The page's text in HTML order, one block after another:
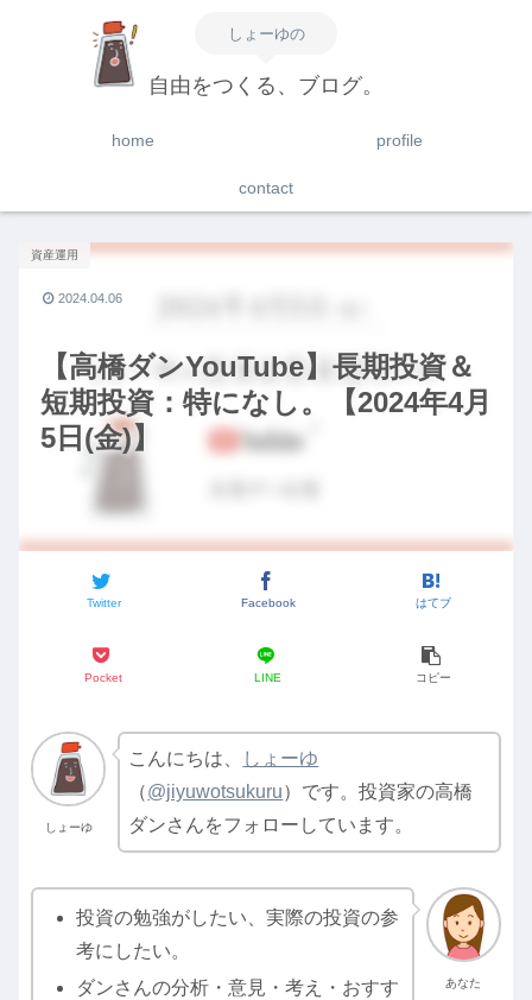
しょーゆの
自由をつくる、ブログ。
home profile
contact
【高橋ダンYouTube】長期投資＆
短期投資：特になし。【2024年4月
5日(金)】
資産運用
Twitter Facebook はてブ
Pocket LINE コピー
2024.04.06
しょーゆ
こんにちは、
しょーゆ
（@jiyuwotsukuru）です。投資家の高橋
ダンさんをフォローしています。
あなた
投資の勉強がしたい、実際の投資の参
考にしたい。
ダンさんの分析・意見・考え・おすす